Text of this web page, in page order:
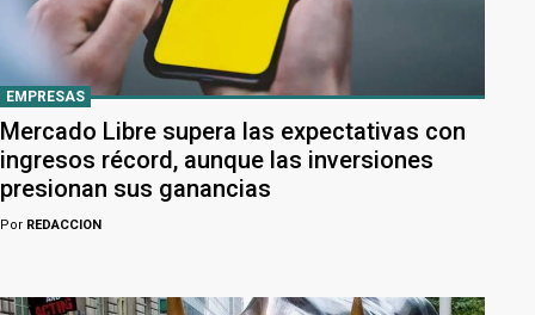
EMPRESAS
Mercado Libre supera las expectativas con
ingresos récord, aunque las inversiones
presionan sus ganancias
Por REDACCION